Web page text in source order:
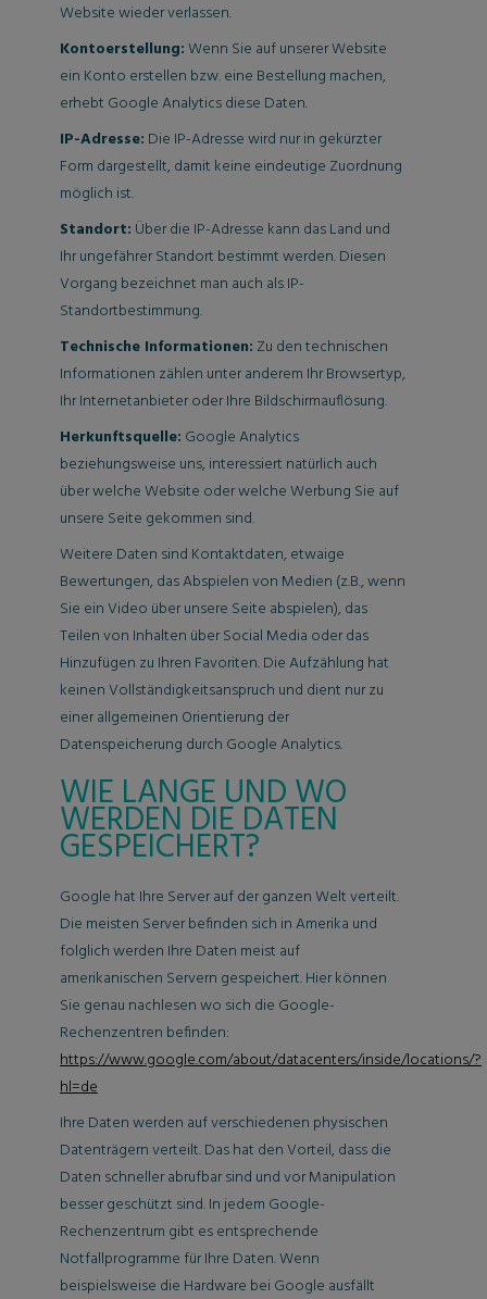
Website wieder verlassen.
Kontoerstellung:Wenn Sie auf unserer Website
ein Konto erstellen bzw. eine Bestellung machen,
erhebt Google Analytics diese Daten.
IP-Adresse: Die IP-Adresse wird nur in gekürzter
Form dargestellt, damit keine eindeutige Zuordnung
möglich ist.
Standort: Über die IP-Adresse kann das Land und
Ihr ungefährer Standort bestimmt werden. Diesen
Vorgang bezeichnet man auch als IP-
Standortbestimmung.
Technische Informationen: Zu den technischen
Informationen zählen unter anderem Ihr Browsertyp,
Ihr Internetanbieter oder Ihre Bildschirmauflösung.
Herkunftsquelle: Google Analytics
beziehungsweise uns, interessiert natürlich auch
über welche Website oder welche Werbung Sie auf
unsere Seite gekommen sind.
Weitere Daten sind Kontaktdaten, etwaige
Bewertungen, das Abspielen von Medien (z.B., wenn
Sie ein Video über unsere Seite abspielen), das
Teilen von Inhalten über Social Media oder das
Hinzufügen zu Ihren Favoriten. Die Aufzählung hat
keinen Vollständigkeitsanspruch und dient nur zu
einer allgemeinen Orientierung der
Datenspeicherung durch Google Analytics.
WIE LANGE UND WO
WERDEN DIE DATEN
GESPEICHERT?
Google hat Ihre Server auf der ganzen Welt verteilt.
Die meisten Server befinden sich in Amerika und
folglich werden Ihre Daten meist auf
amerikanischen Servern gespeichert. Hier können
Sie genau nachlesen wo sich die Google-
Rechenzentren befinden:
https://www.google.com/about/datacenters/inside/locations/?
hl=de
Ihre Daten werden auf verschiedenen physischen
Datenträgern verteilt. Das hat den Vorteil, dass die
Daten schneller abrufbar sind und vor Manipulation
besser geschützt sind. In jedem Google-
Rechenzentrum gibt es entsprechende
Notfallprogramme für Ihre Daten. Wenn
beispielsweise die Hardware bei Google ausfällt